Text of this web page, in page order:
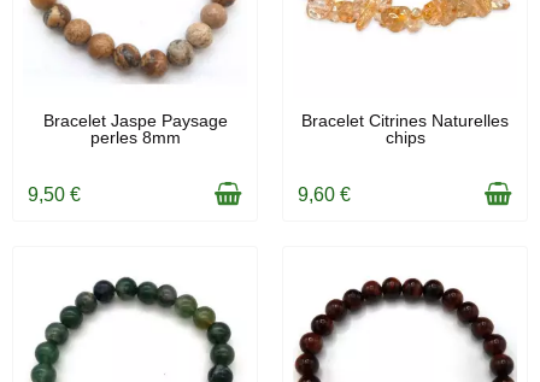
EN STOCK
Bracelet Jaspe Paysage
perles 8mm
9,50 €
EN STOCK
Bracelet Citrines Naturelles
chips
9,60 €